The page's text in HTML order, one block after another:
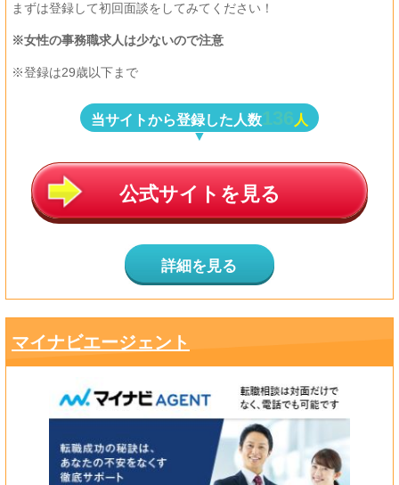
まずは登録して初回面談をしてみてください！
※女性の事務職求人は少ないので注意
※登録は29歳以下まで
当サイトから登録した人数136 人
公式サイトを見る
詳細を見る
マイナビエージェント